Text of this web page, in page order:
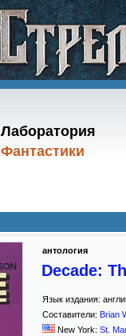
Лаборатория
Фантастики
антология
Decade:
Язык издания:
Составители: Brian
New York: St.